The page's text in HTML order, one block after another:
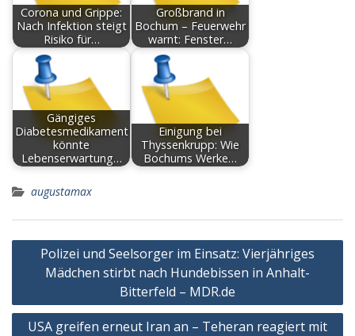
Corona und Grippe:
Nach Infektion steigt
Risiko für…
Großbrand in
Bochum – Feuerwehr
warnt: Fenster…
Gängiges
Diabetesmedikament
könnte
Lebenserwartung…
Einigung bei
Thyssenkrupp: Wie
Bochums Werke…
augustamax
Post
navigation
Polizei und Seelsorger im Einsatz: Vierjähriges
Mädchen stirbt nach Hundebissen in Anhalt-
Bitterfeld – MDR.de
USA greifen erneut Iran an – Teheran reagiert mit